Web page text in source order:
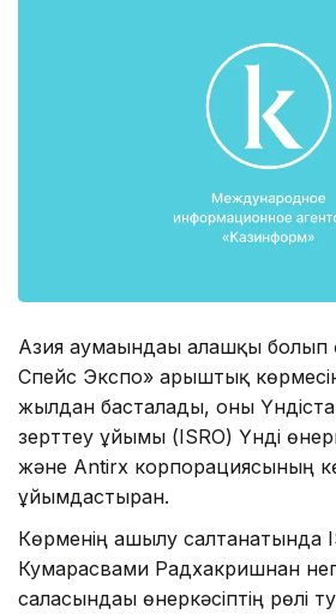
Азия аумағындағы алғашқы
Спейс Экспо» ғарыштық
жылдан басталады, оны
зерттеу ұйымы (ISRO) Үнді
және Antirx корпорациясының
ұйымдастырған.
Көрменің ашылу салтанатында
Кумарасвами Радхакришнан
саласындағы өнеркәсіптің рөлі